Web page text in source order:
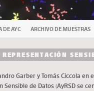
DE AYC ARCHIVO DE MUESTRAS
Garber y Tomás Ciccola
Sensible de Datos (AyRSD se